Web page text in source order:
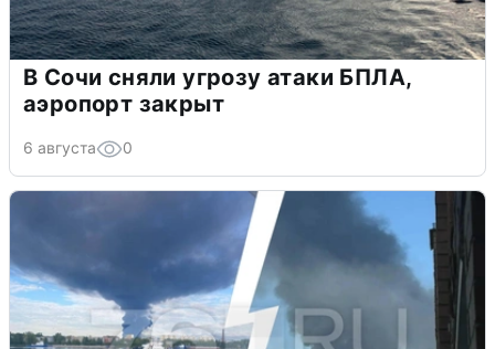
В Сочи сняли угрозу атаки БПЛА,
аэропорт закрыт
6 августа 0